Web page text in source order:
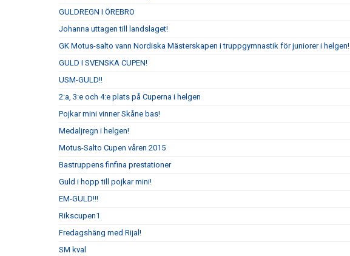
GULDREGN I ÖREBRO
Johanna uttagen till landslaget!
GK Motus-salto vann Nordiska Mästerskapen i truppgymnastik för juniorer i helgen!
GULD I SVENSKA CUPEN!
USM-GULD!!
2:a, 3:e och 4:e plats på Cuperna i helgen
Pojkar mini vinner Skåne bas!
Medaljregn i helgen!
Motus-Salto Cupen våren 2015
Bastruppens finfina prestationer
Guld i hopp till pojkar mini!
EM-GULD!!!
Rikscupen1
Fredagshäng med Rijal!
SM kval